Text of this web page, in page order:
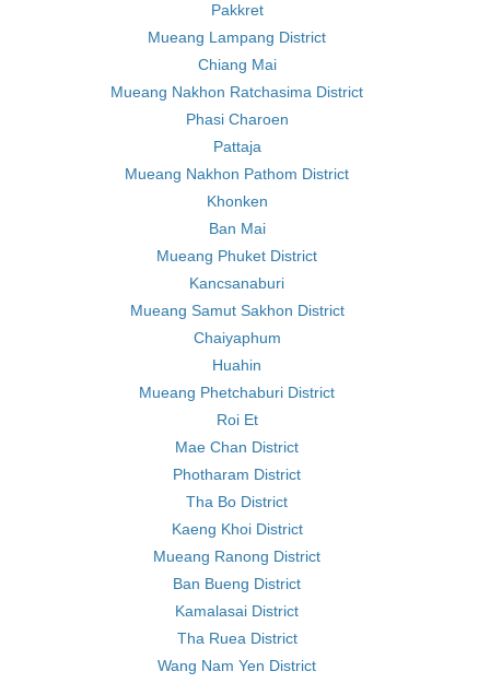
Pakkret
Mueang Lampang District
Chiang Mai
Mueang Nakhon Ratchasima District
Phasi Charoen
Pattaja
Mueang Nakhon Pathom District
Khonken
Ban Mai
Mueang Phuket District
Kancsanaburi
Mueang Samut Sakhon District
Chaiyaphum
Huahin
Mueang Phetchaburi District
Roi Et
Mae Chan District
Photharam District
Tha Bo District
Kaeng Khoi District
Mueang Ranong District
Ban Bueng District
Kamalasai District
Tha Ruea District
Wang Nam Yen District